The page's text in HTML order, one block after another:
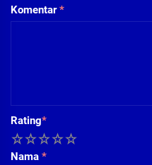
Komentar*
Rating*
5
4
3
2
Nama *